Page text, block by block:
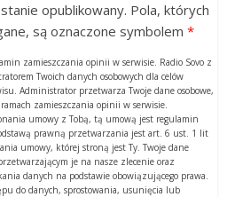
opublikowany. Pola, których
są oznaczone symbolem *
zamieszczania opinii w serwisie. Radio Sovo z
Twoich danych osobowych dla celów
Administrator przetwarza Twoje dane osobowe,
zamieszczania opinii w serwisie.
umowy z Tobą, tą umową jest regulamin
prawną przetwarzania jest art. 6 ust. 1 lit
umowy, której stroną jest Ty. Twoje dane
je na nasze zlecenie oraz
danych na podstawie obowiązującego prawa.
do danych, sprostowania, usunięcia lub